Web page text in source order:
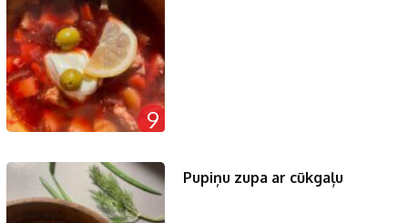
9
Pupiņu zupa ar cūkgaļu